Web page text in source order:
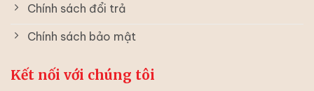
Chính sách đổi trả
Chính sách bảo mật
Kết nối với chúng tôi